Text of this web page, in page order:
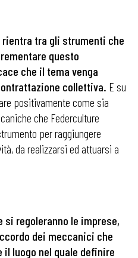
tra gli strumenti che
questo
che il tema venga
collettiva. E su
positivamente come sia
che Federculture
per raggiungere
da realizzarsi ed attuarsi a
si regoleranno le imprese,
dei meccanici che
il luogo nel quale definire